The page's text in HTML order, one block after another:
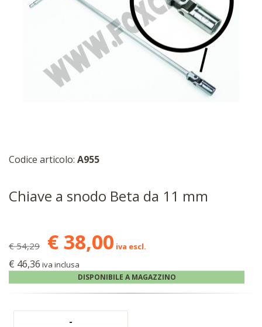
Codice articolo: A955
Chiave a snodo Beta da 11 mm
€ 54,29 € 38,00 iva escl.
€ 46,36 iva inclusa
DISPONIBILE A MAGAZZINO